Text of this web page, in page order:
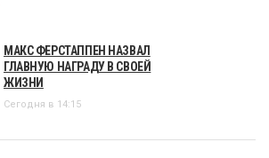
МАКС ФЕРСТАППЕН НАЗВАЛ
ГЛАВНУЮ НАГРАДУ В СВОЕЙ
ЖИЗНИ
Сегодня в 14:15